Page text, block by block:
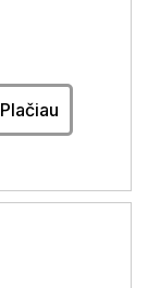
Plačiau